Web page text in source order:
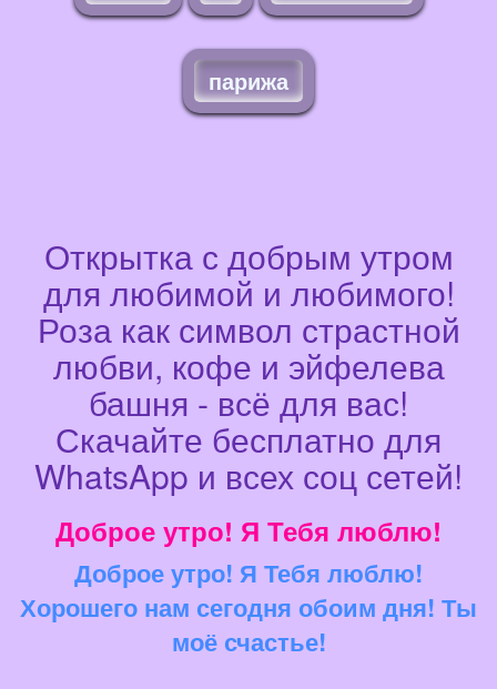
парижа
Открытка с добрым утром
для любимой и любимого!
Роза как символ страстной
любви, кофе и эйфелева
башня - всё для вас!
Скачайте бесплатно для
WhatsApp и всех соц сетей!
Доброе утро! Я Тебя люблю!
Доброе утро! Я Тебя люблю!
Хорошего нам сегодня обоим дня! Ты
моё счастье!